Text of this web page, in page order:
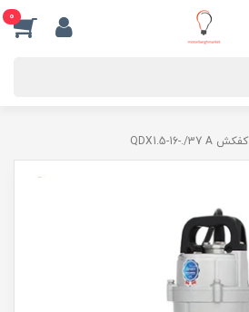
0
کفکش QDX1.5-16-./37 A